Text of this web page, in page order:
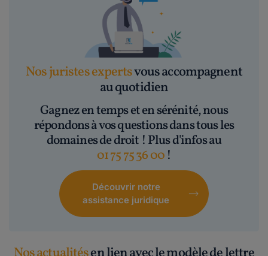
Nos juristes expertsvous accompagnent
au quotidien
Gagnez en temps et en sérénité, nous
répondons à vos questions dans tous les
domaines de droit ! Plus d'infos au
01 75 75 36 00 !
Découvrir notre
assistance juridique